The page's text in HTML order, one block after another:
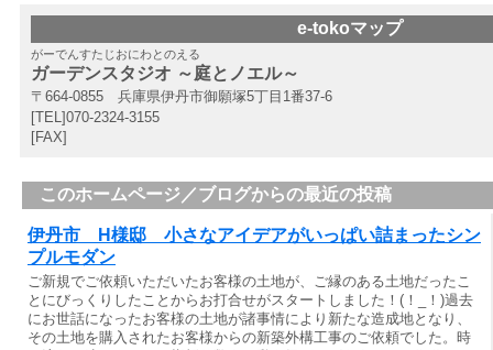
e-tokoマップ
がーでんすたじおにわとのえる
ガーデンスタジオ ～庭とノエル～
〒664-0855 兵庫県伊丹市御願塚5丁目1番37-6
[TEL]070-2324-3155
[FAX]
このホームページ／ブログからの最近の投稿
伊丹市 H様邸 小さなアイデアがいっぱい詰まったシン
プルモダン
ご新規でご依頼いただいたお客様の土地が、ご縁のある土地だったこ
とにびっくりしたことからお打合せがスタートしました！(！_！)過去
にお世話になったお客様の土地が諸事情により新たな造成地となり、
その土地を購入されたお客様からの新築外構工事のご依頼でした。時